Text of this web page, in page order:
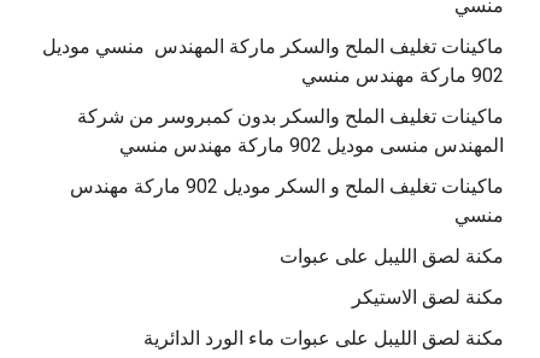
منسي
‏‏ماكينات تغليف الملح والسكر ماركة المهندس منسي موديل
902 ماركة مهندس منسي
ماكينات تغليف الملح والسكر بدون كمبروسر من شركة
المهندس منسى موديل 902 ماركة مهندس منسي
‏‏ماكينات تغليف الملح و السكر موديل 902 ماركة مهندس
منسي
مكنة لصق الليبل على عبوات
مكنة لصق الاستيكر
مكنة لصق الليبل على عبوات ماء الورد الدائرية